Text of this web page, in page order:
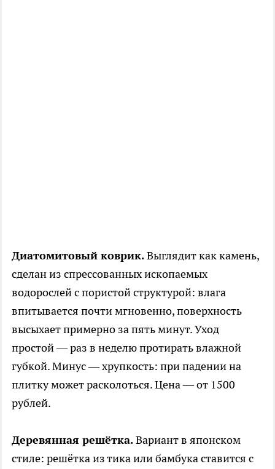
Диатомитовый коврик.Выглядит как камень,
сделан из спрессованных ископаемых
водорослей с пористой структурой: влага
впитывается почти мгновенно, поверхность
высыхает примерно за пять минут. Уход
простой — раз в неделю протирать влажной
губкой. Минус — хрупкость: при падении на
плитку может расколоться. Цена — от 1500
рублей.
Деревянная решётка.Вариант в японском
стиле: решётка из тика или бамбука ставится с